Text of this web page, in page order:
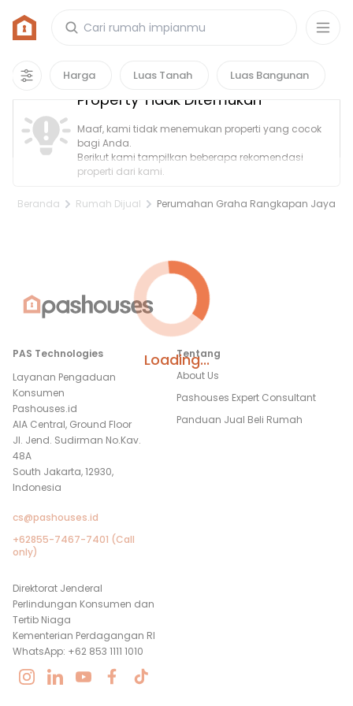
Harga Luas Tanah Luas Bangunan
Loading...
Rumah di Perumahan Graha Rangkapan
Jaya
Property Tidak Ditemukan
Maaf, kami tidak menemukan properti yang cocok
bagi Anda.
Berikut kami tampilkan beberapa rekomendasi
properti dari kami.
Beranda Rumah Dijual Perumahan Graha Rangkapan Jaya
PAS Technologies
Layanan Pengaduan
Konsumen
Pashouses.id
AIA Central, Ground Floor
Jl. Jend. Sudirman No.Kav.
48A
South Jakarta, 12930,
Indonesia
cs@pashouses.id
+62855-7467-7401 (Call
only)
Direktorat Jenderal
Perlindungan Konsumen dan
Tertib Niaga
Kementerian Perdagangan RI
WhatsApp: +62 853 1111 1010
Tentang
About Us
Pashouses Expert Consultant
Panduan Jual Beli Rumah